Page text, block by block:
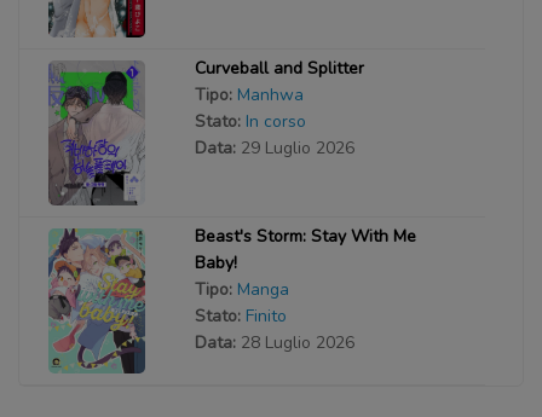
Curveball and Splitter
Tipo: Manhwa
Stato: In corso
Data: 29 Luglio 2026
Beast's Storm: Stay With Me
Baby!
Tipo: Manga
Stato: Finito
Data: 28 Luglio 2026